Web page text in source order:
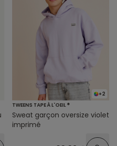
+2
TWEENS TAPE À L'OEIL ®
Sweat garçon oversize violet
imprimé